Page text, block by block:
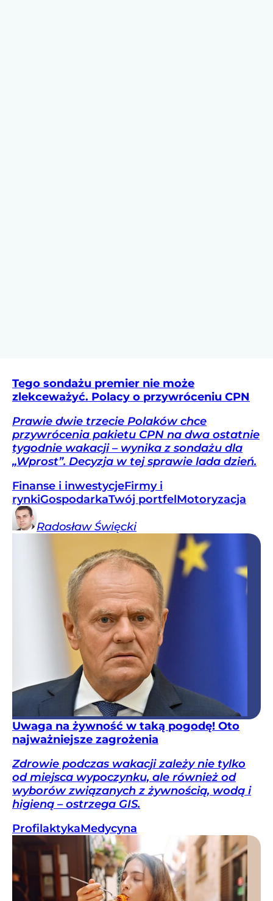
Tego sondażu premier nie może
zlekceważyć. Polacy o przywróceniu CPN
Prawie dwie trzecie Polaków chce
przywrócenia pakietu CPN na dwa ostatnie
tygodnie wakacji – wynika z sondażu dla
„Wprost”. Decyzja w tej sprawie lada dzień.
Finanse i inwestycjeFirmy i
rynkiGospodarkaTwój portfelMotoryzacja
Radosław Święcki
Uwaga na żywność w taką pogodę! Oto
najważniejsze zagrożenia
Zdrowie podczas wakacji zależy nie tylko
od miejsca wypoczynku, ale również od
wyborów związanych z żywnością, wodą i
higieną – ostrzega GIS.
ProfilaktykaMedycyna